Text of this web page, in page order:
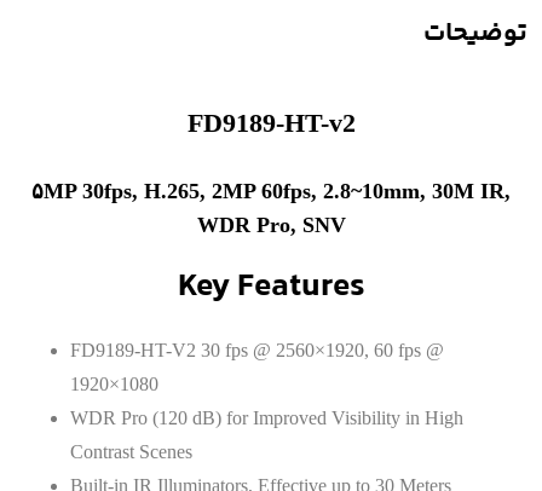
توضیحات
FD9189-HT-v2
۵MP 30fps, H.265, 2MP 60fps, 2.8~10mm, 30M IR,
WDR Pro, SNV
Key Features
FD9189-HT-V2 30 fps @ 2560×1920, 60 fps @
1920×1080
WDR Pro (120 dB) for Improved Visibility in High
Contrast Scenes
Built-in IR Illuminators, Effective up to 30 Meters